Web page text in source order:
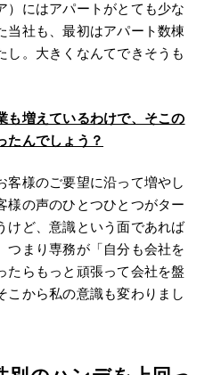
）にはアパートがとても少な
当社も、最初はアパート数棟
し。大きくなんてできそうも
も増えているわけで、そこの
たんでしょう？
客様のご要望に沿って増やし
様の声のひとつひとつがター
けど、意識という面であれば
つまり専務が「自分も会社を
たらもっと頑張って会社を盤
こから私の意識も変わりまし